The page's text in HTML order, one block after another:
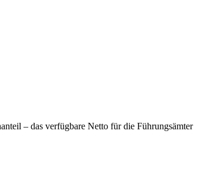
– das verfügbare Netto für die Führungsämter